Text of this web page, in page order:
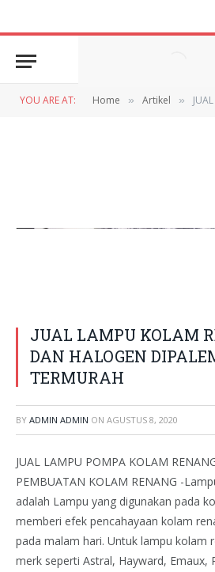
YOU ARE AT: Home » Artikel » JUAL
JUAL LAMPU KOLAM
DAN HALOGEN
TERMURAH
BY ADMIN ADMIN ON AGUSTUS 8, 2020
JUAL LAMPU POMPA KOLAM
PEMBUATAN KOLAM RENANG -
adalah Lampu yang digunakan pada
memberi efek pencahayaan kolam
pada malam hari. Untuk lampu kolam
merk seperti Astral, Hayward, Emaux,